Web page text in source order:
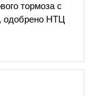
тормоза с
одобрено НТЦ